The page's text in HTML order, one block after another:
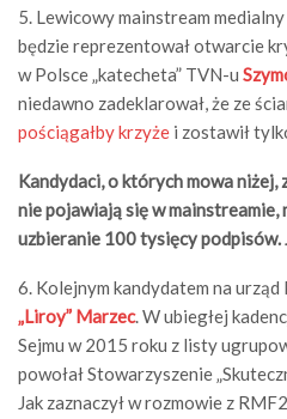
5. Lewicowy mainstream
będzie reprezentował otwarcie
w Polsce „katecheta” TVN-u
niedawno zadeklarował, że ze
pościągałby krzyże i zostawił
Kandydaci, o których mowa niżej,
nie pojawiają się w mainstreamie,
uzbieranie 100 tysięcy podpisów.
6. Kolejnym kandydatem na
„Liroy” Marzec. W ubiegłej
Sejmu w 2015 roku z listy
powołał Stowarzyszenie
Jak zaznaczył w rozmowie z